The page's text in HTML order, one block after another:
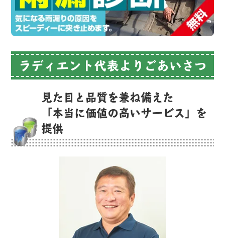
ラディエント代表よりごあいさつ
見た目と品質を兼ね備えた
「本当に価値の高いサービス」を
提供